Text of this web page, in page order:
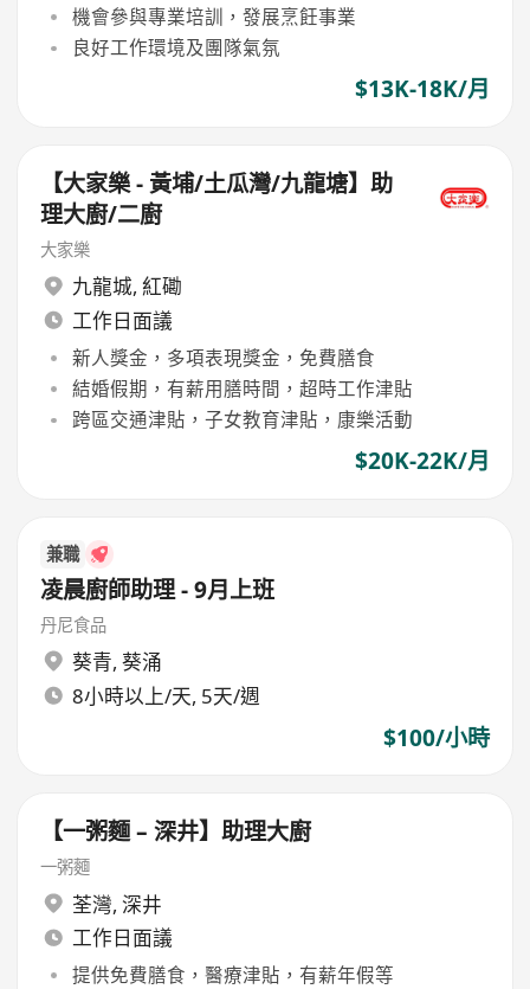
機會參與專業培訓，發展烹飪事業
良好工作環境及團隊氣氛
$13K-18K/月
【大家樂 - 黃埔/土瓜灣/九龍塘】助
理大廚/二廚
大家樂
九龍城, 紅磡
工作日面議
新人獎金，多項表現獎金，免費膳食
結婚假期，有薪用膳時間，超時工作津貼
跨區交通津貼，子女教育津貼，康樂活動
$20K-22K/月
兼職
凌晨廚師助理 - 9月上班
丹尼食品
葵青, 葵涌
8小時以上/天, 5天/週
$100/小時
【一粥麵 – 深井】助理大廚
一粥麵
荃灣, 深井
工作日面議
提供免費膳食，醫療津貼，有薪年假等